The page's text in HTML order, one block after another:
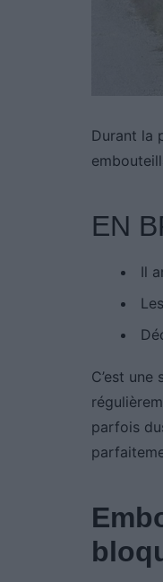
Durant la
EN
Il
C’est
parfois